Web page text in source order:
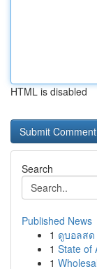
HTML is disabled
Search
Published News
1 ดูบอลส
1 State of
1